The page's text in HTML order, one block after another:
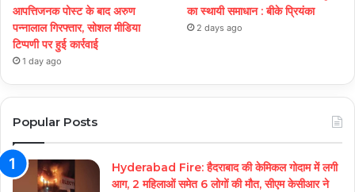
आपत्तिजनक पोस्ट के बाद अरुण
पन्नालाल गिरफ्तार, सोशल मीडिया
टिप्पणी पर हुई कार्रवाई
1 day ago
का स्थायी समाधान : बीके प्रियंका
2 days ago
Popular Posts
Hyderabad Fire: हैदराबाद की केमिकल गोदाम में लगी
आग, 2 महिलाओं समेत 6 लोगों की मौत, सीएम केसीआर ने